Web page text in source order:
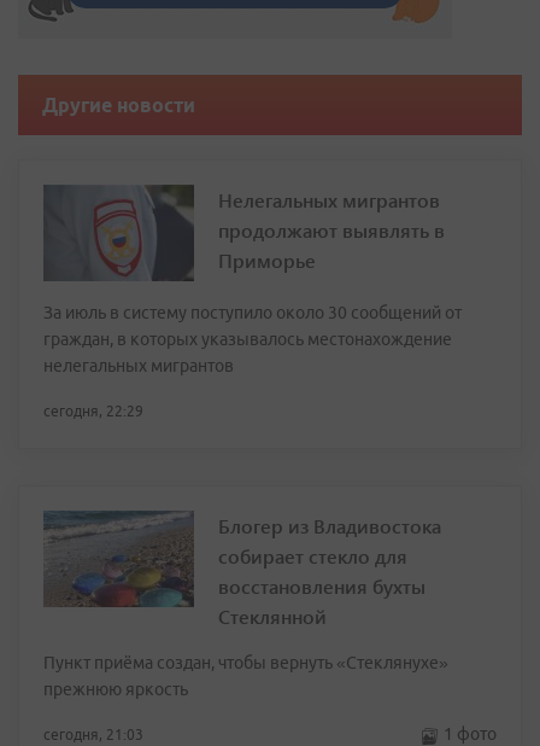
Другие новости
Нелегальных мигрантов
продолжают выявлять в
Приморье
За июль в систему поступило около 30 сообщений от
граждан, в которых указывалось местонахождение
нелегальных мигрантов
сегодня, 22:29
Блогер из Владивостока
собирает стекло для
восстановления бухты
Стеклянной
Пункт приёма создан, чтобы вернуть «Стеклянухе»
прежнюю яркость
сегодня, 21:03 1 фото